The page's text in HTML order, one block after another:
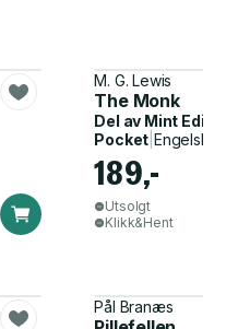
M. G. Lewis
The Monk
Del av Mint
Pocket |Engelsk
189,-
Utsolgt
Klikk&Hent
Pål Branæs